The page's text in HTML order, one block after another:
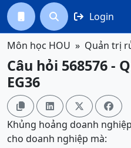
  Login
Môn học HOU Quản trị
Câu hỏi 568576 -
EG36
   
Khủng hoảng doanh
cho doanh nghiệp mà: